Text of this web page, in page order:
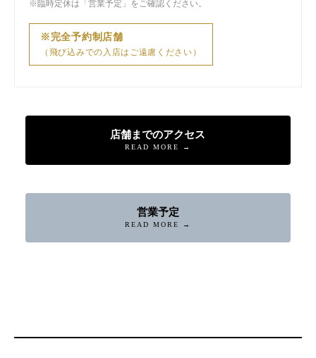
※臨時定休は「営業予定」をご確認ください。
※完全予約制店舗
（飛び込みでの入店はご遠慮ください）
店舗までのアクセス
READ MORE →
営業予定
READ MORE →